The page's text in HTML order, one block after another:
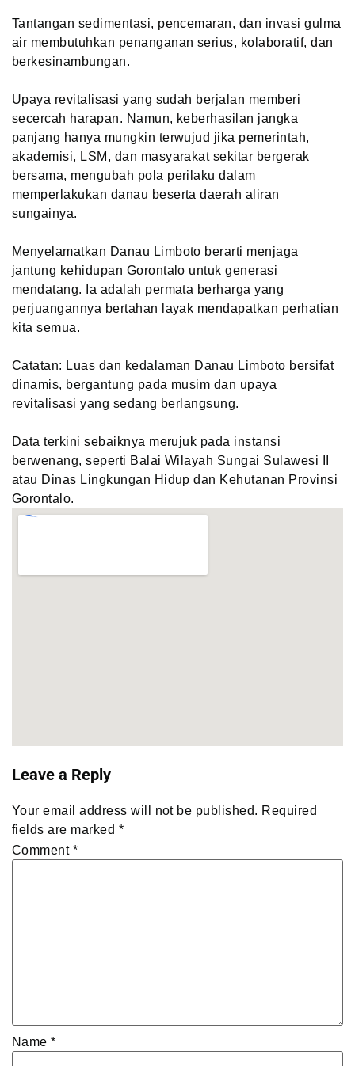
Tantangan sedimentasi, pencemaran, dan invasi gulma
air membutuhkan penanganan serius, kolaboratif, dan
berkesinambungan.
Upaya revitalisasi yang sudah berjalan memberi
secercah harapan. Namun, keberhasilan jangka
panjang hanya mungkin terwujud jika pemerintah,
akademisi, LSM, dan masyarakat sekitar bergerak
bersama, mengubah pola perilaku dalam
memperlakukan danau beserta daerah aliran
sungainya.
Menyelamatkan Danau Limboto berarti menjaga
jantung kehidupan Gorontalo untuk generasi
mendatang. Ia adalah permata berharga yang
perjuangannya bertahan layak mendapatkan perhatian
kita semua.
Catatan: Luas dan kedalaman Danau Limboto bersifat
dinamis, bergantung pada musim dan upaya
revitalisasi yang sedang berlangsung.
Data terkini sebaiknya merujuk pada instansi
berwenang, seperti Balai Wilayah Sungai Sulawesi II
atau Dinas Lingkungan Hidup dan Kehutanan Provinsi
Gorontalo.
Leave a Reply
Your email address will not be published. Required
fields are marked *
Comment *
Name*